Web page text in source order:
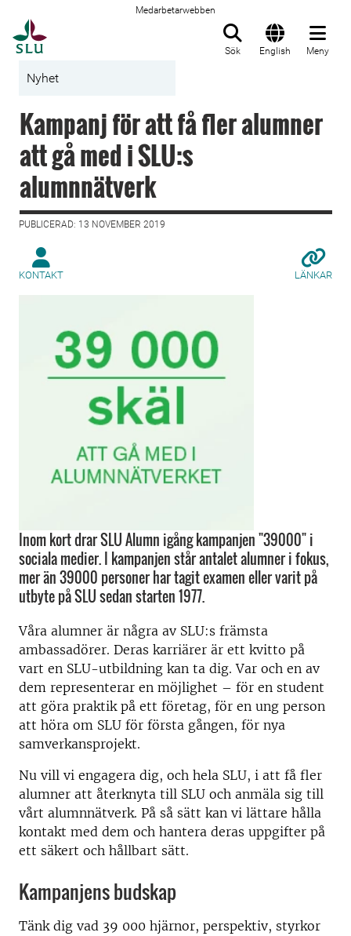
Medarbetarwebben
Sök English Meny
Nyhet
Kampanj för att få fler alumner
att gå med i SLU:s
alumnnätverk
PUBLICERAD: 13 NOVEMBER 2019
KONTAKT LÄNKAR
Inom kort drar SLU Alumn igång kampanjen "39000" i
sociala medier. I kampanjen står antalet alumner i fokus,
mer än 39000 personer har tagit examen eller varit på
utbyte på SLU sedan starten 1977.
Våra alumner är några av SLU:s främsta
ambassadörer. Deras karriärer är ett kvitto på
vart en SLU-utbildning kan ta dig. Var och en av
dem representerar en möjlighet – för en student
att göra praktik på ett företag, för en ung person
att höra om SLU för första gången, för nya
samverkansprojekt.
Nu vill vi engagera dig, och hela SLU, i att få fler
alumner att återknyta till SLU och anmäla sig till
vårt alumnnätverk. På så sätt kan vi lättare hålla
kontakt med dem och hantera deras uppgifter på
ett säkert och hållbart sätt.
Kampanjens budskap
Tänk dig vad 39 000 hjärnor, perspektiv, styrkor